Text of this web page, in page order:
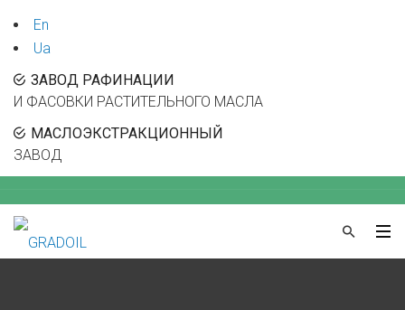
En
Ua
ЗАВОД РАФИНАЦИИ
И ФАСОВКИ РАСТИТЕЛЬНОГО МАСЛА
МАСЛОЭКСТРАКЦИОННЫЙ
ЗАВОД